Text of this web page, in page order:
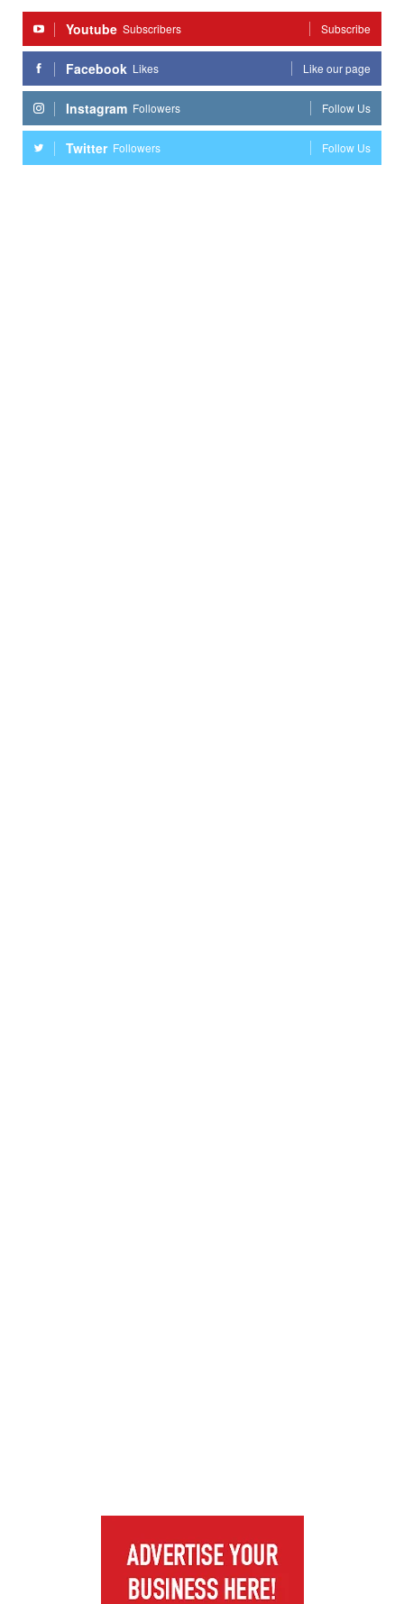
Youtube Subscribers Subscribe
Facebook Likes Like our page
Instagram Followers Follow Us
Twitter Followers Follow Us